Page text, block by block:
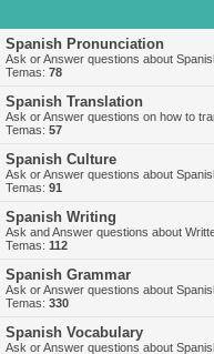
Spanish Pronunciation
Ask or Answer questions about
Temas: 78
Spanish Translation
Ask or Answer questions on how to
Temas: 57
Spanish Culture
Ask or Answer questions about
Temas: 91
Spanish Writing
Ask and Answer questions about
Temas: 112
Spanish Grammar
Ask or Answer questions about
Temas: 330
Spanish Vocabulary
Ask or Answer questions about